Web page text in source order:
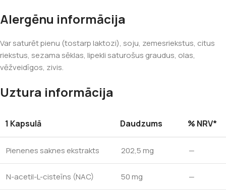
Alergēnu informācija
Var saturēt pienu (tostarp laktozi), soju, zemesriekstus, citus
riekstus, sezama sēklas, lipekli saturošus graudus, olas,
vēžveidīgos, zivis.
Uztura informācija
1 Kapsulā Daudzums % NRV*
Pienenes saknes ekstrakts 202,5 mg —
N-acetil-L-cisteīns (NAC) 50 mg —